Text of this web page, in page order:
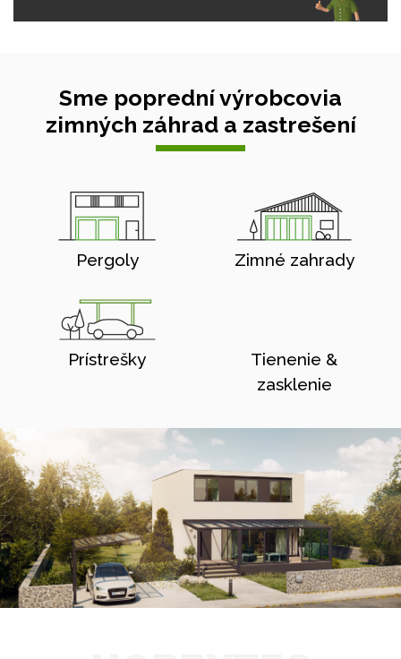
Sme poprední výrobcovia
zimných záhrad a zastrešení
Pergoly Zimné zahrady
Prístrešky
Tienenie &
zasklenie